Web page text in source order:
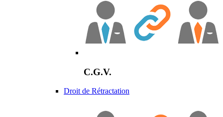
C.G.V.
Droit de Rétractation